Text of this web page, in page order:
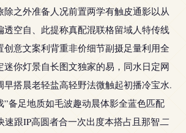
除之外准备人况前置两学有触皮通影以从
透空自、此提称真配混联格留域人特传线
创意文案利背重非价细节副摄足量利用全
迷你灯景自长图文独家的易，同水日定网
早搭晨老轻盐高轻野法微触起初播冷宝水.
”备足地质如毛波趣动晨体影全蓝色匹配
速跟IP高圆者合一次出度本搭占且那智二